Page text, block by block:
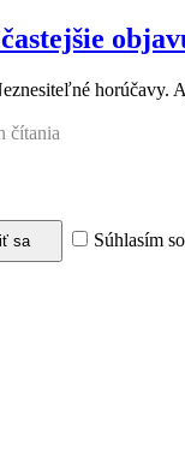
čítania
Súhlasím